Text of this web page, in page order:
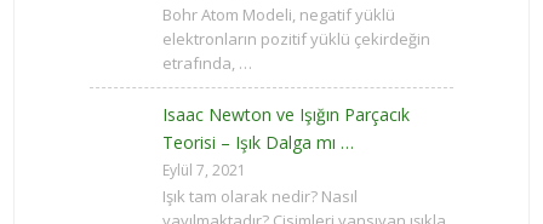
Bohr Atom Modeli, negatif yüklü
elektronların pozitif yüklü çekirdeğin
etrafında, …
Isaac Newton ve Işığın Parçacık
Teorisi – Işık Dalga mı …
Eylül 7, 2021
Işık tam olarak nedir? Nasıl